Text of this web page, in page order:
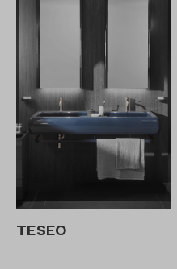
TESEO